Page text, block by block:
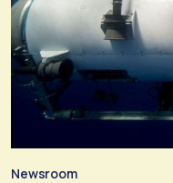
Newsroom